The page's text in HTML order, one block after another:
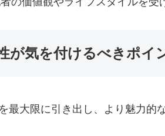
が気を付けるべきポイ
最大限に引き出し、より魅力的